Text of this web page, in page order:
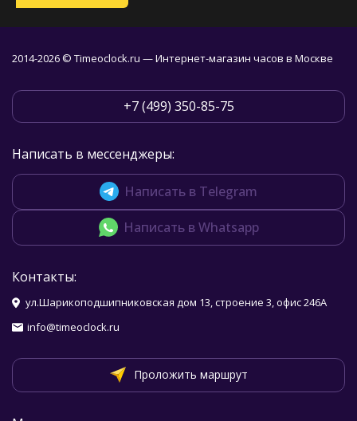
2014-2026 © Timeoclock.ru — Интернет-магазин часов в Москве
+7 (499) 350-85-75
Написать в мессенджеры:
Написать в Telegram
Написать в Whatsapp
Контакты:
ул.Шарикоподшипниковская дом 13, строение 3, офис 246А
info@timeoclock.ru
Проложить маршрут